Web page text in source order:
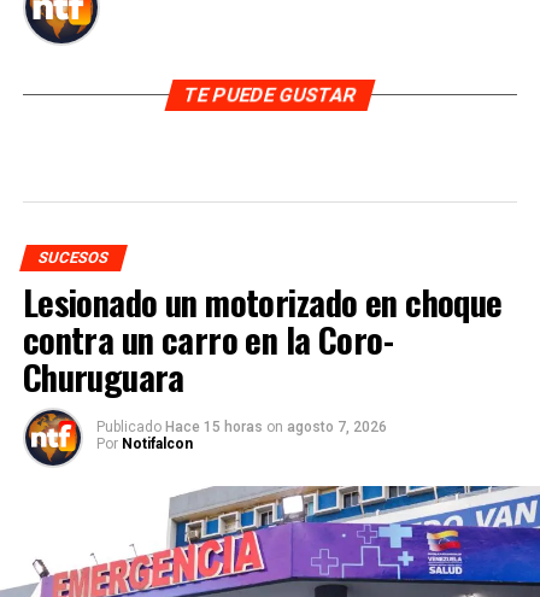
TE PUEDE GUSTAR
SUCESOS
Lesionado un motorizado en choque
contra un carro en la Coro-
Churuguara
Publicado Hace 15 horas on agosto 7, 2026
Por Notifalcon